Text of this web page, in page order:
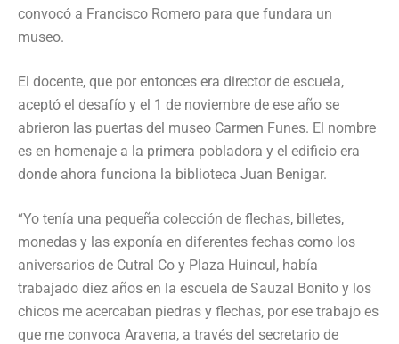
convocó a Francisco Romero para que fundara un
museo.
El docente, que por entonces era director de escuela,
aceptó el desafío y el 1 de noviembre de ese año se
abrieron las puertas del museo Carmen Funes. El nombre
es en homenaje a la primera pobladora y el edificio era
donde ahora funciona la biblioteca Juan Benigar.
“Yo tenía una pequeña colección de flechas, billetes,
monedas y las exponía en diferentes fechas como los
aniversarios de Cutral Co y Plaza Huincul, había
trabajado diez años en la escuela de Sauzal Bonito y los
chicos me acercaban piedras y flechas, por ese trabajo es
que me convoca Aravena, a través del secretario de